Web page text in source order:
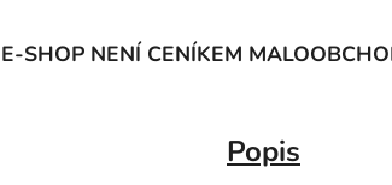
E-SHOP NENÍ CENÍKEM
Popis